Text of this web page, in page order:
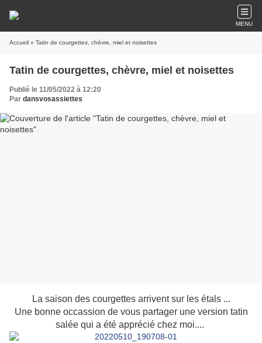
MENU
Accueil » Tatin de courgettes, chèvre, miel et noisettes
Tatin de courgettes, chèvre, miel et noisettes
Publié le 11/05/2022 à 12:20
Par dansvosassiettes
La saison des courgettes arrivent sur les étals ...
Une bonne occassion de vous partager une version tatin
salée qui a été apprécié chez moi....